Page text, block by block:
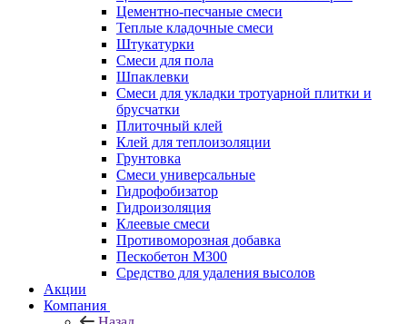
Цементно-песчаные смеси
Теплые кладочные смеси
Штукатурки
Смеси для пола
Шпаклевки
Смеси для укладки тротуарной плитки и
брусчатки
Плиточный клей
Клей для теплоизоляции
Грунтовка
Смеси универсальные
Гидрофобизатор
Гидроизоляция
Клеевые смеси
Противоморозная добавка
Пескобетон М300
Средство для удаления высолов
Акции
Компания